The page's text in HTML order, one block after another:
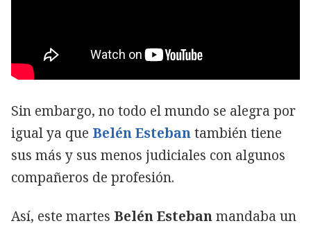
Sin embargo, no todo el mundo se alegra por
igual ya que Belén Estebantambién tiene
sus más y sus menos judiciales con algunos
compañeros de profesión.
Así, este martes Belén Estebanmandaba un